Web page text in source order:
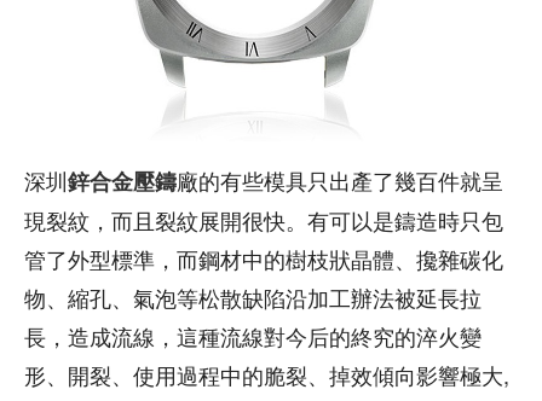
深圳鋅合金壓鑄廠的有些模具只出產了幾百件就呈
現裂紋，而且裂紋展開很快。有可以是鑄造時只包
管了外型標準，而鋼材中的樹枝狀晶體、攙雜碳化
物、縮孔、氣泡等松散缺陷沿加工辦法被延長拉
長，造成流線，這種流線對今后的終究的淬火變
形、開裂、使用過程中的脆裂、掉效傾向影響極大,